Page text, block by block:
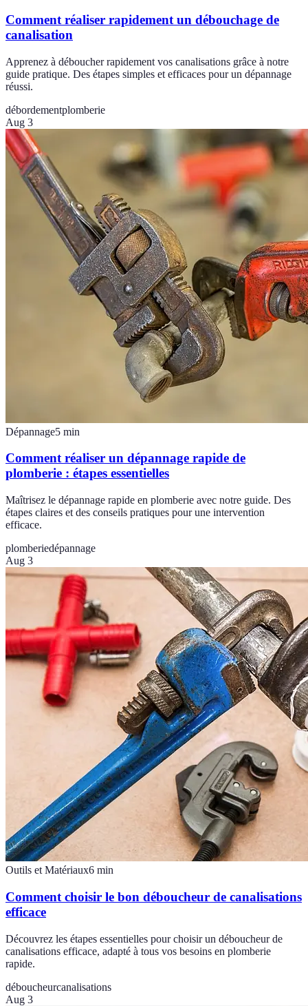
Comment réaliser rapidement un débouchage de
canalisation
Apprenez à déboucher rapidement vos canalisations grâce à notre
guide pratique. Des étapes simples et efficaces pour un dépannage
réussi.
débordementplomberie
Aug 3
Dépannage5 min
Comment réaliser un dépannage rapide de
plomberie : étapes essentielles
Maîtrisez le dépannage rapide en plomberie avec notre guide. Des
étapes claires et des conseils pratiques pour une intervention
efficace.
plomberiedépannage
Aug 3
Outils et Matériaux6 min
Comment choisir le bon déboucheur de canalisations
efficace
Découvrez les étapes essentielles pour choisir un déboucheur de
canalisations efficace, adapté à tous vos besoins en plomberie
rapide.
déboucheurcanalisations
Aug 3